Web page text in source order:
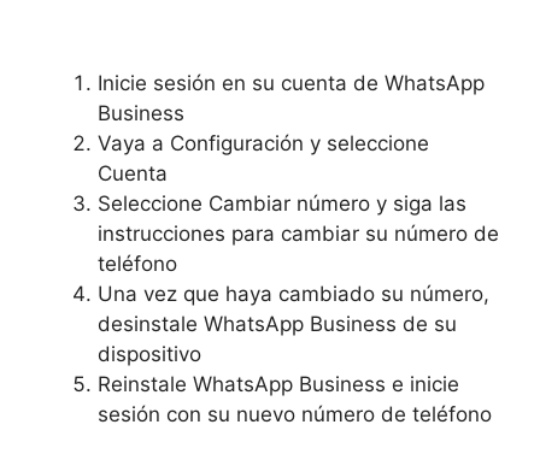
Inicie sesión en su cuenta de WhatsApp
Business
Vaya a Configuración y seleccione
Cuenta
Seleccione Cambiar número y siga las
instrucciones para cambiar su número de
teléfono
Una vez que haya cambiado su número,
desinstale WhatsApp Business de su
dispositivo
Reinstale WhatsApp Business e inicie
sesión con su nuevo número de teléfono